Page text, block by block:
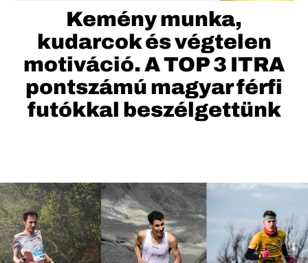
Kemény munka,
kudarcok és végtelen
motiváció. A TOP 3 ITRA
pontszámú magyar férfi
futókkal beszélgettünk